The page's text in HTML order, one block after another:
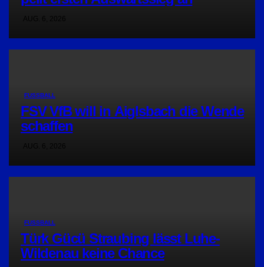
FUSSBALL
FSV VfB will in Aiglsbach die Wende
schaffen
FUSSBALL
Türk Gücü Straubing lässt Luhe-
Wildenau keine Chance